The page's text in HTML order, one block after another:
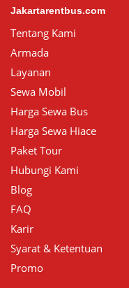
Jakartarentbus.com
Tentang Kami
Armada
Layanan
Sewa Mobil
Harga Sewa Bus
Harga Sewa Hiace
Paket Tour
Hubungi Kami
Blog
FAQ
Karir
Syarat & Ketentuan
Promo